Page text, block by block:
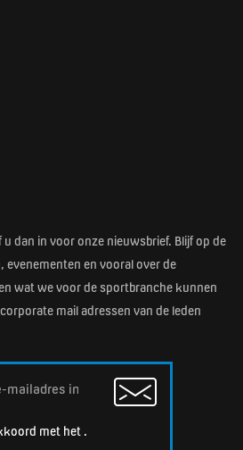
u dan in voor onze nieuwsbrief. Blijf op de
evenementen en vooral over de
wat we voor de sportbranche kunnen
mail adressen van de leden
met het .